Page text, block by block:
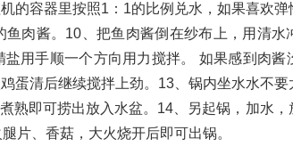
的容器里按照1：1的比例兑水，如果喜欢
肉酱。10、把鱼肉酱倒在纱布上，用清水
用手顺一个方向用力搅拌。 如果感到肉酱
蛋清后继续搅拌上劲。13、锅内坐水水不
熟即可捞出放入水盆。14、另起锅，加水，
片、香菇，大火烧开后即可出锅。